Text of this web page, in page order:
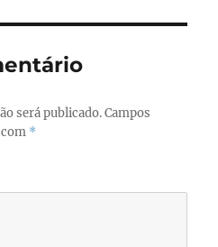
será publicado. Campos
*